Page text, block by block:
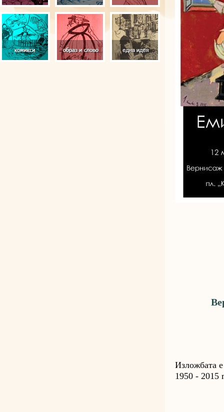
Изложбата
1950 - 2015